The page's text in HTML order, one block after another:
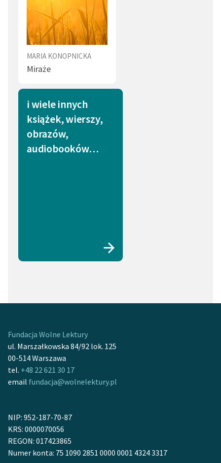
MARIA KONOPNICKA
Miraże
i wiele innych
książek, wierszy,
obrazów,
audiobooków…
Fundacja Wolne Lektury
ul. Marszałkowska 84/92 lok. 125
00-514 Warszawa
tel. +48 22 621 30 17
email fundacja@wolnelektury.pl
NIP: 952-187-70-87
KRS: 0000070056
REGON: 017423865
Numer konta: 75 1090 2851 0000 0001 4324 3317